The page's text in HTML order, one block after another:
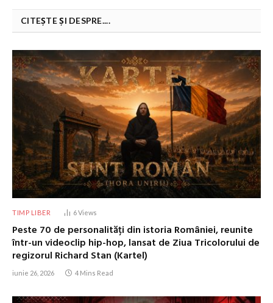
CITEȘTE ȘI DESPRE....
TIMP LIBER 6Views
Peste 70 de personalități din istoria României, reunite
într-un videoclip hip-hop, lansat de Ziua Tricolorului de
regizorul Richard Stan (Kartel)
iunie 26, 2026 4 Mins Read